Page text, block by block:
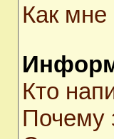
Как
Кто
Почему